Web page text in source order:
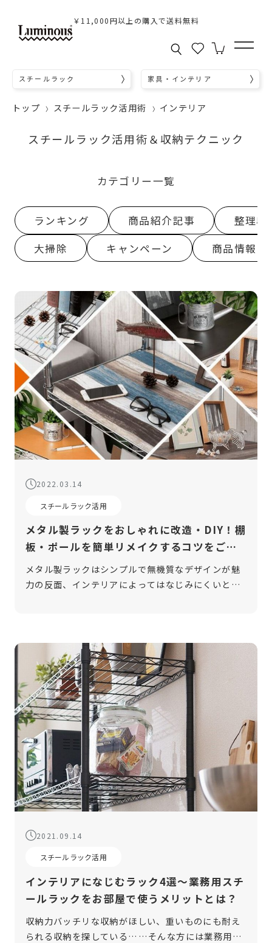
￥11,000円以上の購入で送料無料
スチールラック 家具・インテリア
トップ スチールラック活用術 インテリア
スチールラック活用術＆収納テクニック
カテゴリー一覧
ランキング 商品紹介記事
整理収
大掃除
キャンペーン 商品情報
2022.03.14
スチールラック活用
メタル製ラックをおしゃれに改造・DIY！棚
板・ポールを簡単リメイクするコツをご紹
介
メタル製ラックはシンプルで無機質なデザインが魅
力の反面、インテリアによってはなじみにくいとい
2021.09.14
スチールラック活用
インテリアになじむラック4選～業務用スチ
ールラックをお部屋で使うメリットとは？
収納力バッチリな収納がほしい、重いものにも耐え
られる収納を探している……そんな方には業務用ス